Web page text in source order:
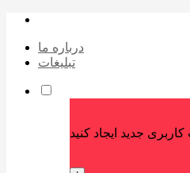
درباره ما
تبلیغات